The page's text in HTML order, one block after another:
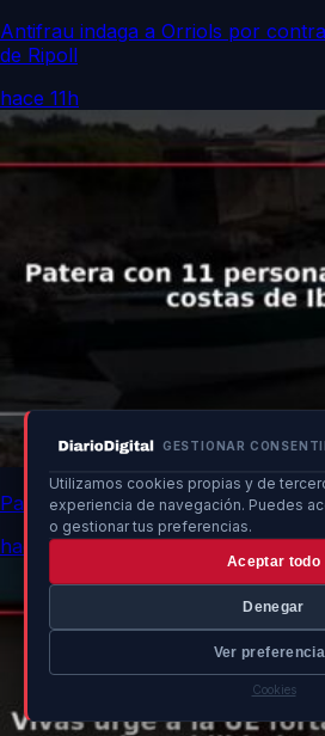
GESTIONAR
Utilizamos cookies propias y de
experiencia de navegación. Puedes
o gestionar tus preferencias.
Aceptar todo
Denegar
Ver
Cookies
Antifrau indaga a Orriols por
de Ripoll
hace 11h
Patera con 11 personas arriba a
hace 11h